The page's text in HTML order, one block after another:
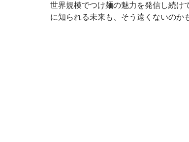
世界規模でつけ麺の魅力を発信し続け
に知られる未来も、そう遠くないのか